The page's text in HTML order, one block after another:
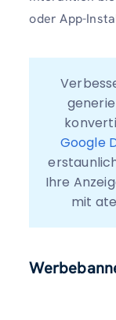
oder App-
Google
Ihre
mit